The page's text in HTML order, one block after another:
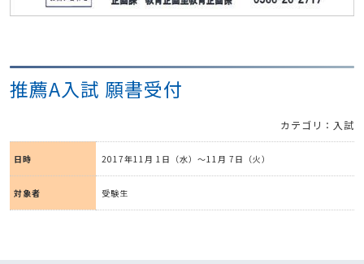
推薦A入試 願書受付
カテゴリ：入試
日時 2017年11月 1日（水）～11月 7日（火）
対象者 受験生